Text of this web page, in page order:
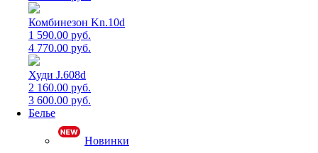
Комбинезон Kn.10d
1 590.00 руб.
4 770.00 руб.
Худи J.608d
2 160.00 руб.
3 600.00 руб.
Белье
Новинки